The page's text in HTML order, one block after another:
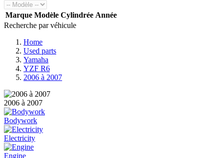
Marque Modèle Cylindrée Année
Recherche par véhicule
Home
Used parts
Yamaha
YZF R6
2006 à 2007
2006 à 2007
Bodywork
Electricity
Engine